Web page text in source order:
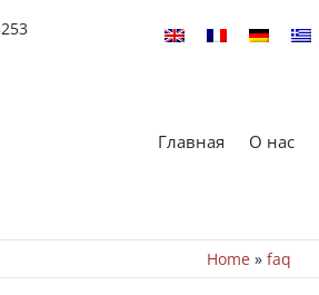
Главная О нас
Home» faq
– вопросы и ответы